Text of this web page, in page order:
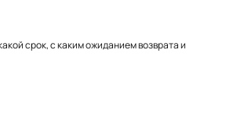
срок, с каким ожиданием возврата и